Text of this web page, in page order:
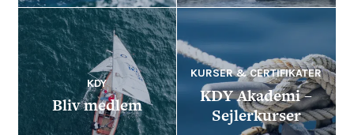
KDY
Bliv medlem
KURSER & CERTIFIKATER
KDY Akademi –
Sejlerkurser